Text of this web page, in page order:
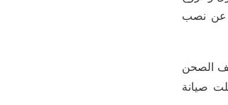
عن نصب
الصحن
صيانة